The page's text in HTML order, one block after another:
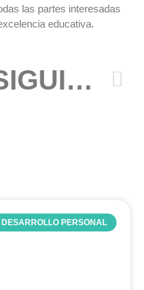
las partes interesadas
educativa.
SIGUIENTE
DESARROLLO PERSONAL